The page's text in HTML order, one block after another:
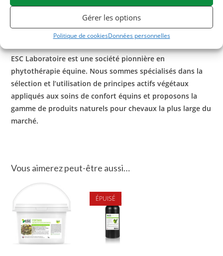
Gérer les options
Politique de cookiesDonnées personnelles
contre la fatigue, à drainer et détoxifier l’organisme en cas
de piqûres de tiques.
ESC Laboratoire est une société pionnière en
phytothérapie équine. Nous sommes spécialisés dans la
sélection et l’utilisation de principes actifs végétaux
appliqués aux soins de confort équins et proposons la
gamme de produits naturels pour chevaux la plus large du
marché.
Vous aimerez peut-être aussi…
ÉPUISÉ